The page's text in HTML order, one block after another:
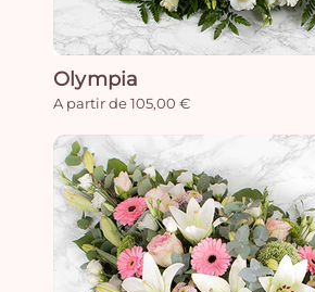
Olympia
A partir de 105,00 €